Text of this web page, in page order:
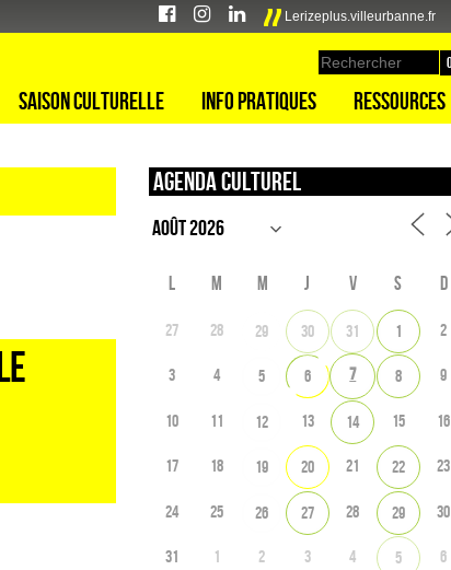
Lerizeplus.villeurbanne.fr
Saison culturelle Info pratiques Ressources
Agenda culturel
L M M J V S D
27 28 29 30 31 1 2
3 4 5 6 7 8 9
10 11 12 13 14 15 16
17 18 19 20 21 22 23
24 25 26 27 28 29 30
31 1 2 3 4 5 6